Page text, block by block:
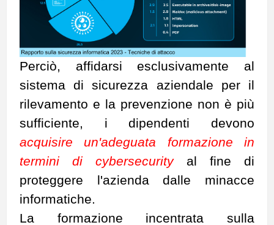
Perciò, affidarsi esclusivamente al
sistema di sicurezza aziendale per il
rilevamento e la prevenzione non è più
sufficiente, i dipendenti devono
acquisire un'adeguata formazione in
termini di cybersecurityal fine di
proteggere l'azienda dalle minacce
informatiche.
La formazione incentrata sulla